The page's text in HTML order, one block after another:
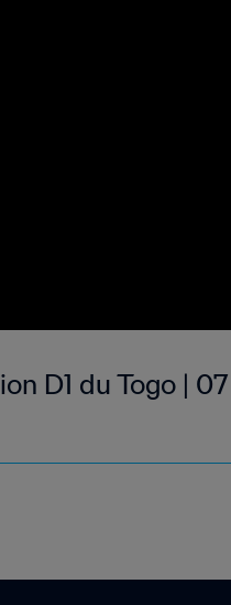
D1 du Togo | 07